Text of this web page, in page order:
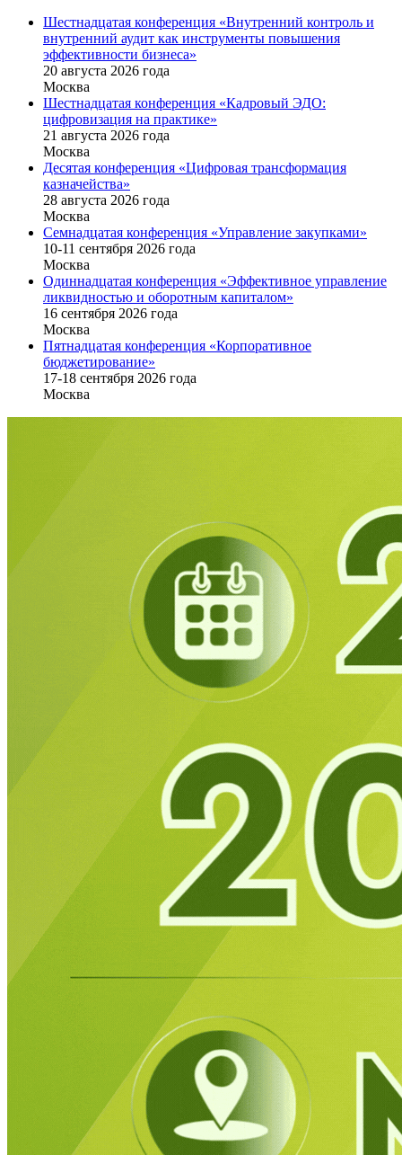
Шестнадцатая конференция «Внутренний контроль и
внутренний аудит как инструменты повышения
эффективности бизнеса»
20 августа 2026 года
Москва
Шестнадцатая конференция «Кадровый ЭДО:
цифровизация на практике»
21 августа 2026 года
Москва
Десятая конференция «Цифровая трансформация
казначейства»
28 августа 2026 года
Москва
Семнадцатая конференция «Управление закупками»
10-11 сентября 2026 года
Москва
Одиннадцатая конференция «Эффективное управление
ликвидностью и оборотным капиталом»
16 cентября 2026 года
Москва
Пятнадцатая конференция «Корпоративное
бюджетирование»
17-18 сентября 2026 года
Москва